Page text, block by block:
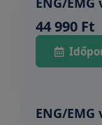
44 990 Ft
ENG/